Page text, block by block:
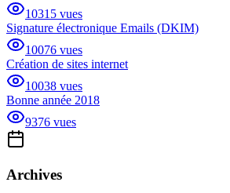
10315 vues
Signature électronique Emails (DKIM)
10076 vues
Création de sites internet
10038 vues
Bonne année 2018
9376 vues
Archives